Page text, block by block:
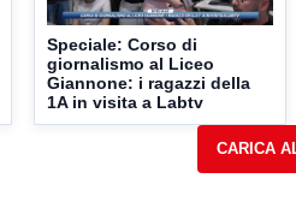
Speciale: Corso di
giornalismo al Liceo
Giannone: i ragazzi della
1A in visita a Labtv